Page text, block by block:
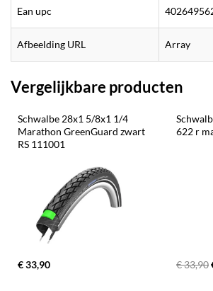
Ean upc
Afbeelding URL Array
Vergelijkbare producten
Schwalbe 28x1 5/8x1 1/4
Marathon GreenGuard zwart
RS 111001
€ 33,90
622 r
€ 33,90